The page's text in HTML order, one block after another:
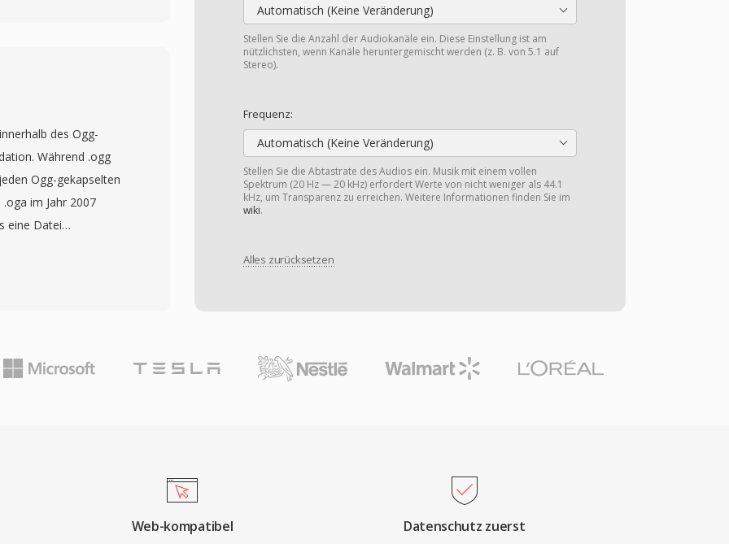
Automatisch (Keine Veränderung)
Stellen Sie die Anzahl der Audiokanäle ein. Diese Einstellung ist am
nützlichsten, wenn Kanäle heruntergemischt werden (z. B. von 5.1 auf
Stereo).
Frequenz:
Automatisch (Keine Veränderung)
Stellen Sie die Abtastrate des Audios ein. Musik mit einem vollen
Spektrum (20 Hz — 20 kHz) erfordert Werte von nicht weniger als 44.1
kHz, um Transparenz zu erreichen. Weitere Informationen finden Sie im
wiki.
Alles zurücksetzen
zu älteren
unterstützt
filmische als
Dateien zur
Aufnahme auf
kompatibel macht.
des Ogg-
Während .ogg
Ogg-gekapselten
im Jahr 2007
eine Datei
Haube können OGA-
.oga-Erweiterung
optimieren, ohne
die patentrechtlichen
unterstützt
Tagging von
Web-kompatibel Datenschutz zuerst